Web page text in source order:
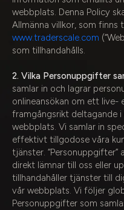
webbplats. Denna Policy
Allmänna villkor, som finns
www.traderscale.com
som tillhandahålls.
2. Vilka Personuppgifter
samlar in och lagrar
onlineansökan om ett live-
framgångsrikt deltagande
webbplats. Vi samlar in
effektivt tillgodose våra
tjänster.
direkt lämnar till oss eller
tillhandahåller tjänster till
vår webbplats. Vi följer
Personuppgifter som